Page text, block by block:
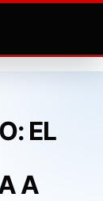
EL
A